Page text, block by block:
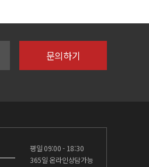
평일 09:00 - 18:30
365일 온라인상담가능